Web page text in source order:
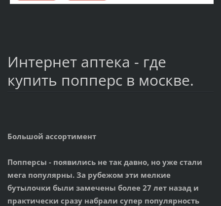
Интернет аптека - где
купить попперс в москве.
Большой ассортимент
Попперсы - появились не так давно, но уже стали
мега популярны. За рубежом эти мелкие
бутылочки были замечены более 27 лет назад и
практически сразу набрали супер популярность